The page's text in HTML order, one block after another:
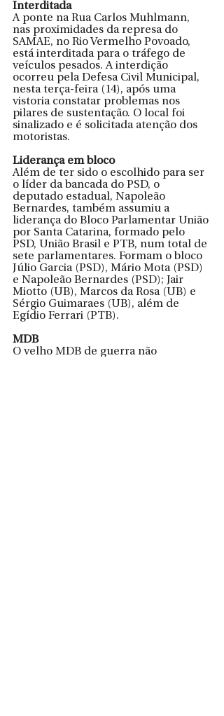
Interditada
A ponte na Rua Carlos Muhlmann,
nas proximidades da represa do
SAMAE, no Rio Vermelho Povoado,
está interditada para o tráfego de
veículos pesados. A interdição
ocorreu pela Defesa Civil Municipal,
nesta terça-feira (14), após uma
vistoria constatar problemas nos
pilares de sustentação. O local foi
sinalizado e é solicitada atenção dos
motoristas.
Liderança em bloco
Além de ter sido o escolhido para ser
o líder da bancada do PSD, o
deputado estadual, Napoleão
Bernardes, também assumiu a
liderança do Bloco Parlamentar União
por Santa Catarina, formado pelo
PSD, União Brasil e PTB, num total de
sete parlamentares. Formam o bloco
Júlio Garcia (PSD), Mário Mota (PSD)
e Napoleão Bernardes (PSD); Jair
Miotto (UB), Marcos da Rosa (UB) e
Sérgio Guimaraes (UB), além de
Egídio Ferrari (PTB).
MDB
O velho MDB de guerra não